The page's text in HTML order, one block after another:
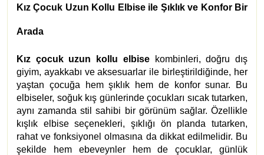
Kız Çocuk Uzun Kollu Elbise ile Şıklık ve Konfor Bir
Arada
Kız çocuk uzun kollu elbisekombinleri, doğru dış
giyim, ayakkabı ve aksesuarlar ile birleştirildiğinde, her
yaştan çocuğa hem şıklık hem de konfor sunar. Bu
elbiseler, soğuk kış günlerinde çocukları sıcak tutarken,
aynı zamanda stil sahibi bir görünüm sağlar. Özellikle
kışlık elbise seçenekleri, şıklığı ön planda tutarken,
rahat ve fonksiyonel olmasına da dikkat edilmelidir. Bu
şekilde hem ebeveynler hem de çocuklar, günlük